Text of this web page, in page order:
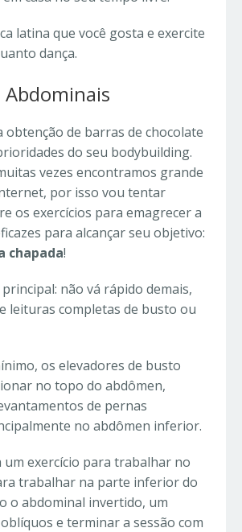
latina que você gosta e exercite
dança.
Abdominais
obtenção de barras de chocolate
do seu bodybuilding.
vezes encontramos grande
por isso vou tentar
os exercícios para emagrecer a
para alcançar seu objetivo:
chapada!
não vá rápido demais,
leituras completas de busto ou
os elevadores de busto
no topo do abdômen,
de pernas
no abdômen inferior.
um exercício para trabalhar no
trabalhar na parte inferior do
o abdominal invertido, um
e terminar a sessão com